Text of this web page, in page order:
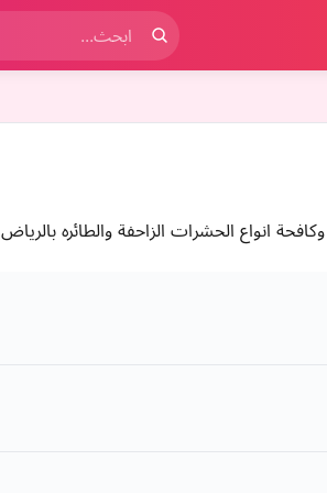
الحشرات الزاحفة والطائره بالرياض 538327007